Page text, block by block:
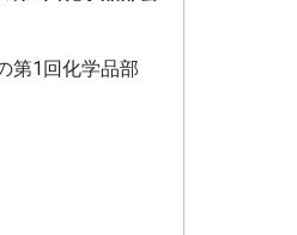
第1回化学品部